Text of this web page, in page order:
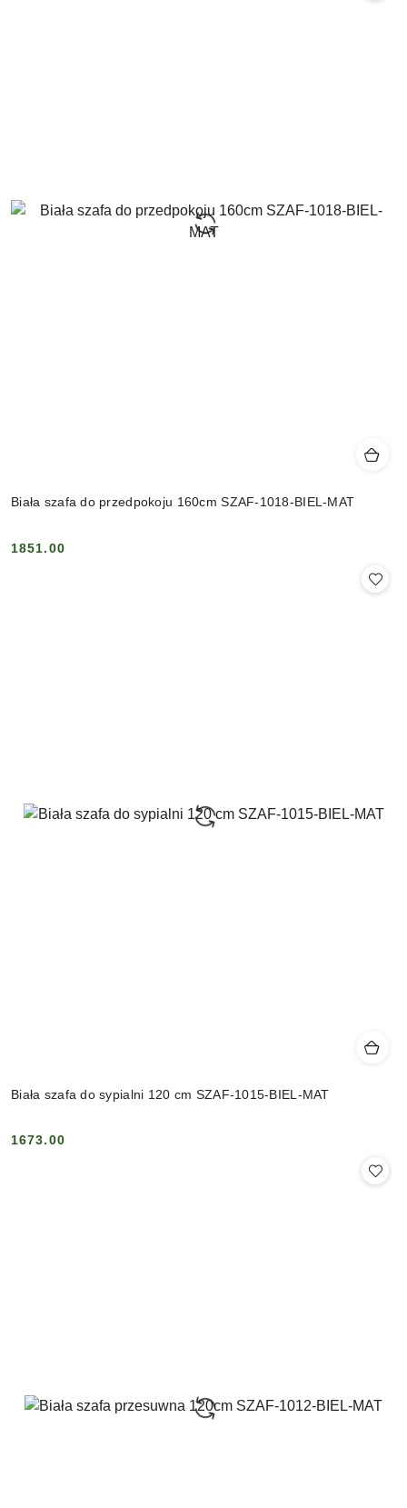
Biała szafa do przedpokoju 160cm SZAF-1018-BIEL-MAT
Cena:
1851.00
Biała szafa do sypialni 120 cm SZAF-1015-BIEL-MAT
Cena:
1673.00